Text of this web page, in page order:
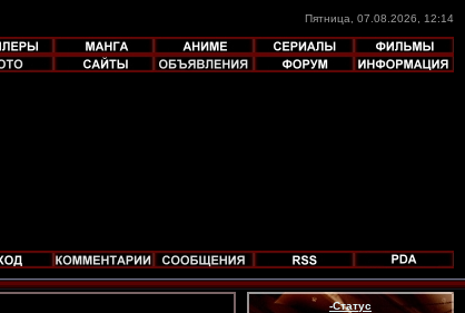
Пятница, 07.08.2026, 12:14
-Статус